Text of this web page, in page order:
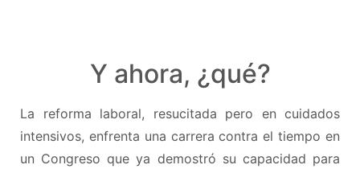
Y ahora, ¿qué?
La reforma laboral, resucitada pero en cuidados
intensivos, enfrenta una carrera contra el tiempo en
un Congreso que ya demostró su capacidad para